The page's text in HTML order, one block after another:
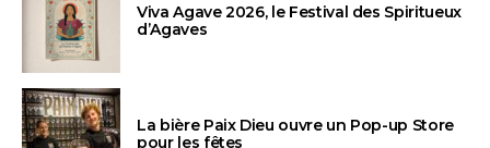
Viva Agave 2026, le Festival des Spiritueux
d’Agaves
La bière Paix Dieu ouvre un Pop-up Store
pour les fêtes